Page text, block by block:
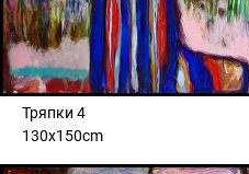
Тряпки 4
130x150cm